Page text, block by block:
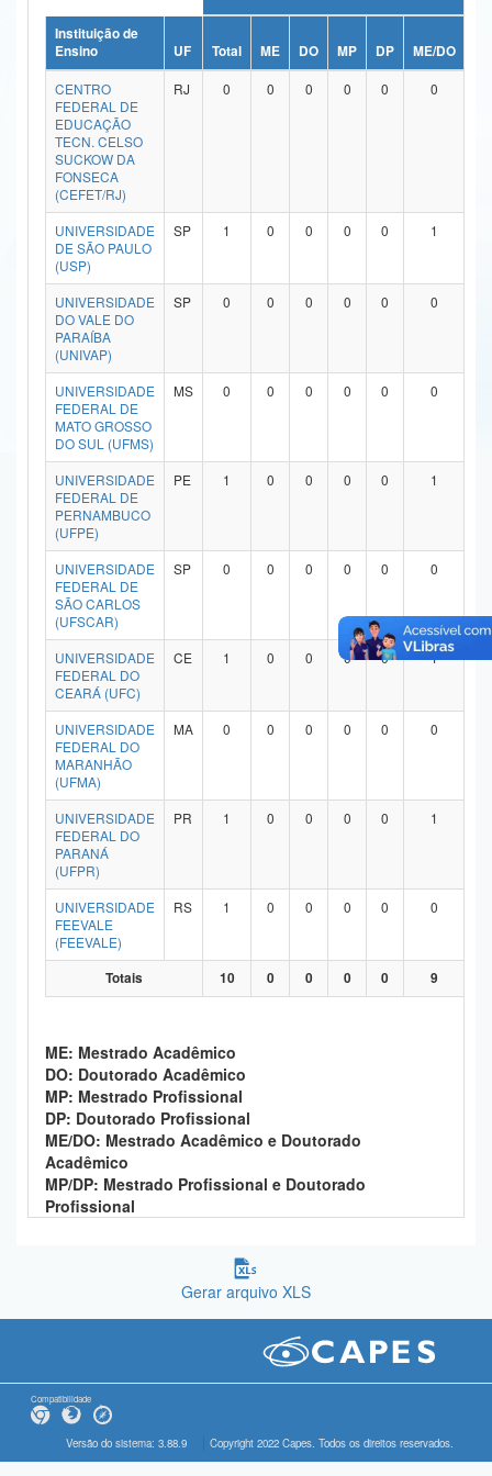
Ministério da Ciência, Tecnologia, Inovações e Comunicações
Ministério do Meio Ambiente
Ministério do Turismo
Ministério do Desenvolvimento Regional
Controladoria-Geral da União
Ministério da Mulher, da Família e dos Direitos Humanos
Secretaria de Governo
Gabinete de Segurança Institucional
Advocacia-Geral da União
Banco Central do Brasil
Instituição de
Ensino
UF Total ME DO MP DP ME/DO
CENTRO
FEDERAL DE
EDUCAÇÃO
TECN. CELSO
SUCKOW DA
FONSECA
(CEFET/RJ)
RJ 0 0 0 0 0 0
UNIVERSIDADE
DE SÃO PAULO
(USP)
SP 1 0 0 0 0 1
UNIVERSIDADE
DO VALE DO
PARAÍBA
(UNIVAP)
SP 0 0 0 0 0 0
UNIVERSIDADE
FEDERAL DE
MATO GROSSO
DO SUL (UFMS)
MS 0 0 0 0 0 0
UNIVERSIDADE
FEDERAL DE
PERNAMBUCO
(UFPE)
PE 1 0 0 0 0 1
UNIVERSIDADE
FEDERAL DE
SÃO CARLOS
(UFSCAR)
SP 0 0 0 0 0 0
UNIVERSIDADE
FEDERAL DO
CEARÁ (UFC)
CE 1 0 0 0 0 1
UNIVERSIDADE
FEDERAL DO
MARANHÃO
(UFMA)
MA 0 0 0 0 0 0
UNIVERSIDADE
FEDERAL DO
PARANÁ
(UFPR)
PR 1 0 0 0 0 1
UNIVERSIDADE
FEEVALE
(FEEVALE)
RS 1 0 0 0 0 0
Totais 10 0 0 0 0 9
ME: Mestrado Acadêmico
DO: Doutorado Acadêmico
MP: Mestrado Profissional
DP: Doutorado Profissional
ME/DO: Mestrado Acadêmico e Doutorado
Acadêmico
MP/DP: Mestrado Profissional e Doutorado
Profissional
Gerar arquivo XLS
Compatibilidade
Versão do sistema: 3.88.9 Copyright 2022 Capes. Todos os direitos reservados.